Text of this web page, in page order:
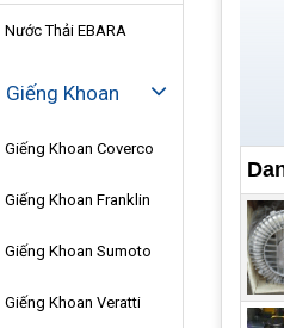
Nước Thải EBARA
Khoan
Giếng Khoan Coverco
Giếng Khoan Franklin
Giếng Khoan Sumoto
Giếng Khoan Veratti
II.
1.